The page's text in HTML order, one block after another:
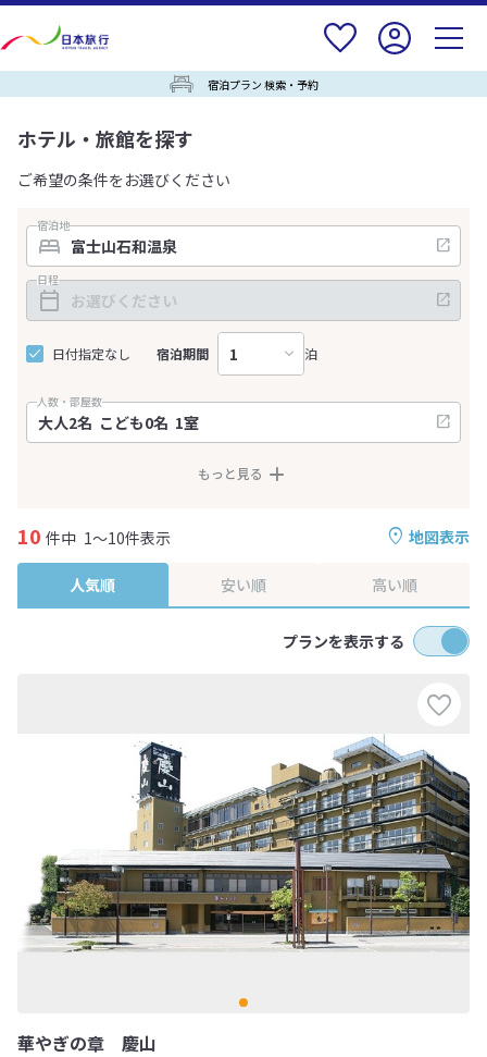
宿泊プラン 検索・予約
ホテル・旅館を探す
ご希望の条件をお選びください
宿泊地
日程
日付指定なし 宿泊期間 泊
人数・部屋数
もっと見る
地図表示
10 件中 1～10件表示
人気順 安い順 高い順
プランを表示する
華やぎの章 慶山